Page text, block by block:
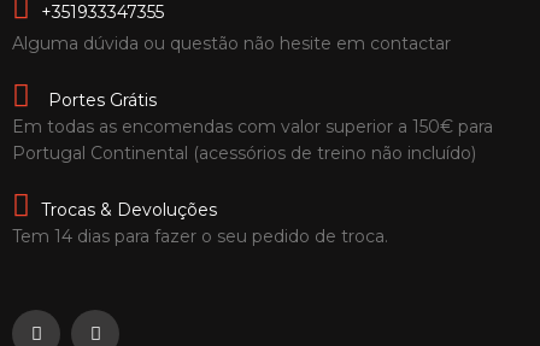
+351933347355
Alguma dúvida ou questão não hesite em contactar
Portes Grátis
Em todas as encomendas com valor superior a 150€ para
Portugal Continental (acessórios de treino não incluído)
Trocas & Devoluções
Tem 14 dias para fazer o seu pedido de troca.